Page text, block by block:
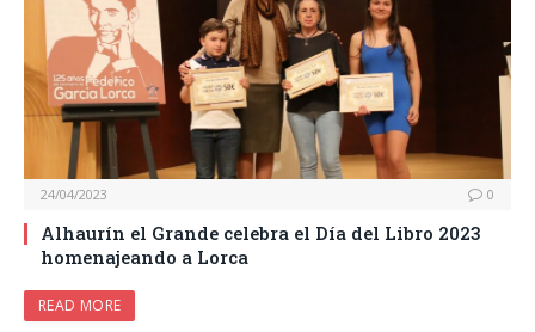
24/04/2023 0
Alhaurín el Grande celebra el Día del Libro 2023
homenajeando a Lorca
READ MORE